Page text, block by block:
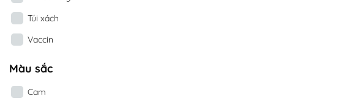
Túi xách
Vaccin
Màu sắc
Cam